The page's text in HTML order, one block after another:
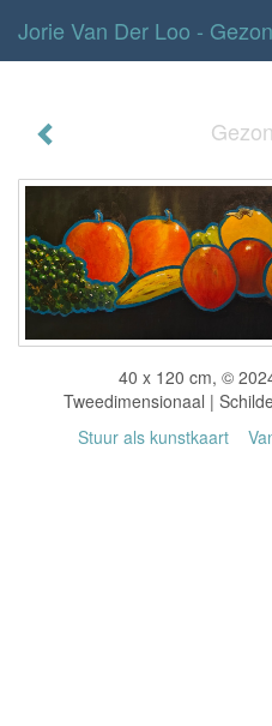
Jorie Van Der Loo -
40 x 120 cm, ©
Tweedimensionaal |
Stuur als kunstkaart